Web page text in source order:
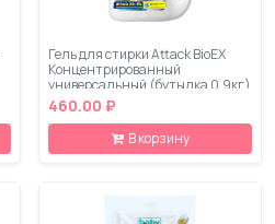
Гель для стирки Attack BioEX
Концентрированный
универсальный (бутылка 0.9кг)
460.00 ₽
В корзину